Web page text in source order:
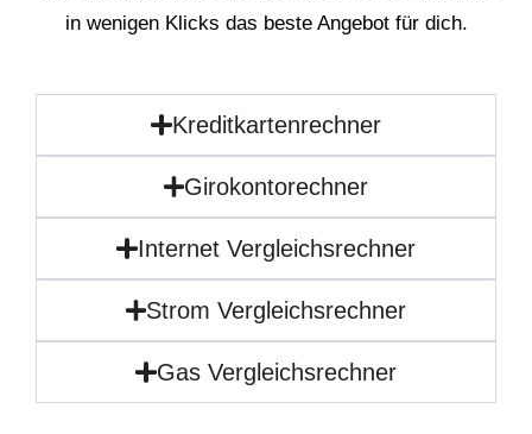
in wenigen Klicks das beste Angebot für dich.
Kreditkartenrechner
Girokontorechner
Internet Vergleichsrechner
Strom Vergleichsrechner
Gas Vergleichsrechner